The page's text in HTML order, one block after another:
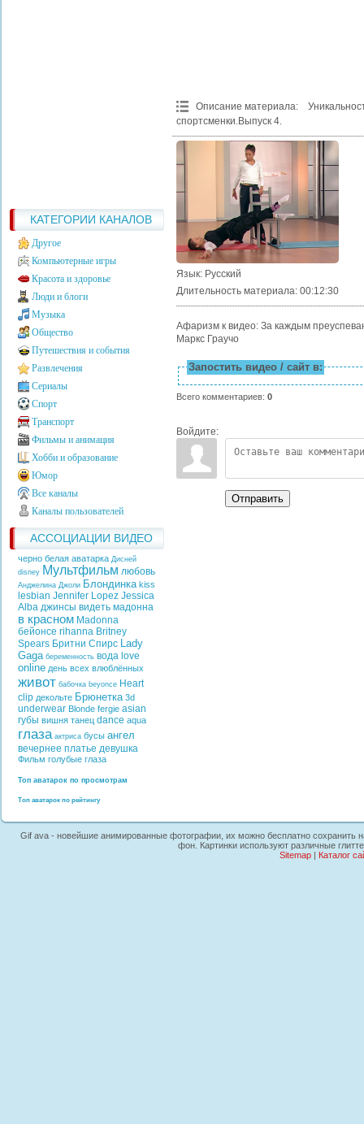
КАТЕГОРИИ КАНАЛОВ
Другое
Компьютерные игры
Красота и здоровье
Люди и блоги
Музыка
Общество
Путешествия и события
Развлечения
Сериалы
Спорт
Транспорт
Фильмы и анимация
Хобби и образование
Юмор
Все каналы
Каналы пользователей
АССОЦИАЦИИ ВИДЕО
черно белая аватарка Дисней
disney Мультфильм любовь
Анджелина Джоли Блондинка kiss
lesbian Jennifer Lopez Jessica
Alba джинсы видеть мадонна
в красном Madonna
бейонсе rihanna Britney
Spears Бритни Спирс Lady
Gaga беременность вода love
online день всех влюблённых
живот бабочка beyonce Heart
clip декольте Брюнетка 3d
underwear Blonde fergie asian
губы вишня танец dance aqua
глаза актриса бусы ангел
вечернее платье девушка
Фильм голубые глаза
Топ аватарок по просмотрам
Топ аватарок по рейтингу
Описание материала:
спортсменки.Выпуск 4.
Язык: Русский
Длительность материала: 00:12:30
Афаризм к видео: За каждым
Маркс Граучо
Запостить видео / сайт в:
Всего комментариев: 0
Войдите:
Отправить
Gif ava - новейшие анимированные фотографии, их можно бесплатно сохранить
фон. Картинки используют различные
Sitemap| Каталог